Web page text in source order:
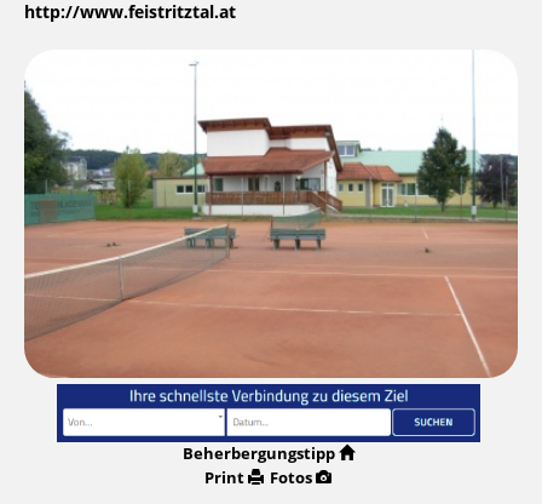
http://www.feistritztal.at
Beherbergungstipp
Print
Fotos